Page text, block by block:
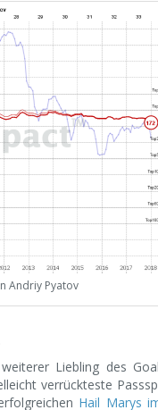
Andriy Pyatov
Liebling des
verrückteste
Hail Marys